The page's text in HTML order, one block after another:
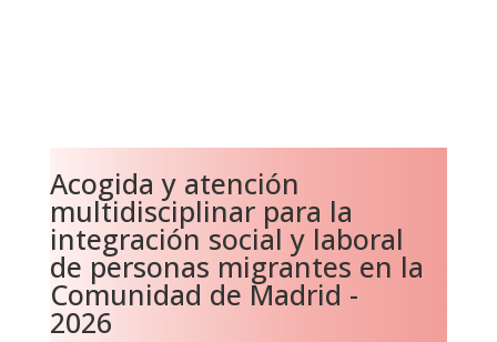
Acogida y atención
multidisciplinar para la
integración social y laboral
de personas migrantes en la
Comunidad de Madrid -
2026